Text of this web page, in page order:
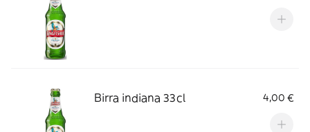
Birra indiana 33cl 4,00 €